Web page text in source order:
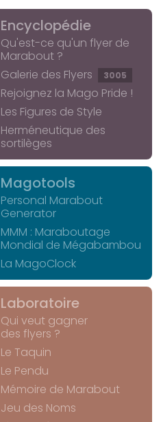
Encyclopédie
Qu'est-ce qu'un flyer de
Marabout ?
Galerie des Flyers
3005
Rejoignez la Mago Pride !
Les Figures de Style
Herméneutique des
sortilèges
Magotools
Personal Marabout
Generator
MMM : Maraboutage
Mondial de Mégabambou
La MagoClock
Laboratoire
Qui veut gagner
des flyers ?
Le Taquin
Le Pendu
Mémoire de Marabout
Jeu des Noms